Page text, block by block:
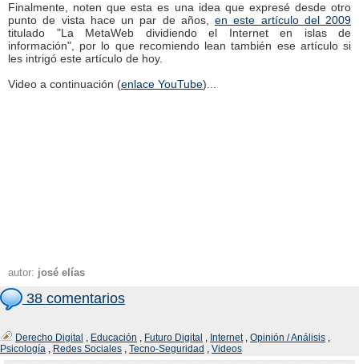
Finalmente, noten que esta es una idea que expresé desde otro
punto de vista hace un par de años, en este artículo del 2009
titulado "La MetaWeb dividiendo el Internet en islas de
información", por lo que recomiendo lean también ese artículo si
les intrigó este artículo de hoy.
Video a continuación (enlace YouTube)...
autor: josé elías
38 comentarios
Derecho Digital , Educación , Futuro Digital , Internet, Opinión / Análisis ,
Psicología , Redes Sociales , Tecno-Seguridad , Videos